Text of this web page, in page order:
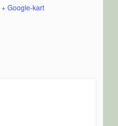
+ Google-kart